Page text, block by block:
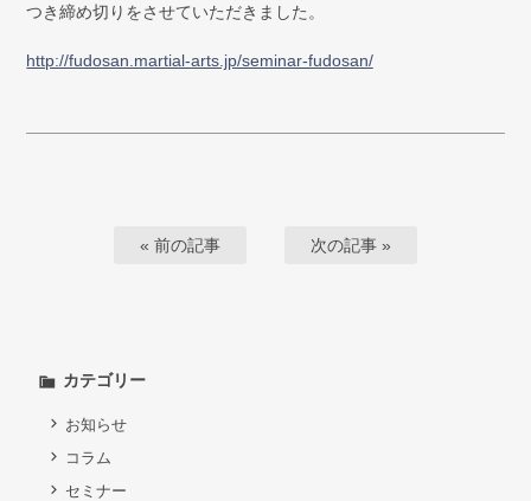
つき締め切りをさせていただきました。
http://fudosan.martial-arts.jp/seminar-fudosan/
« 前の記事 次の記事 »
カテゴリー
お知らせ
コラム
セミナー